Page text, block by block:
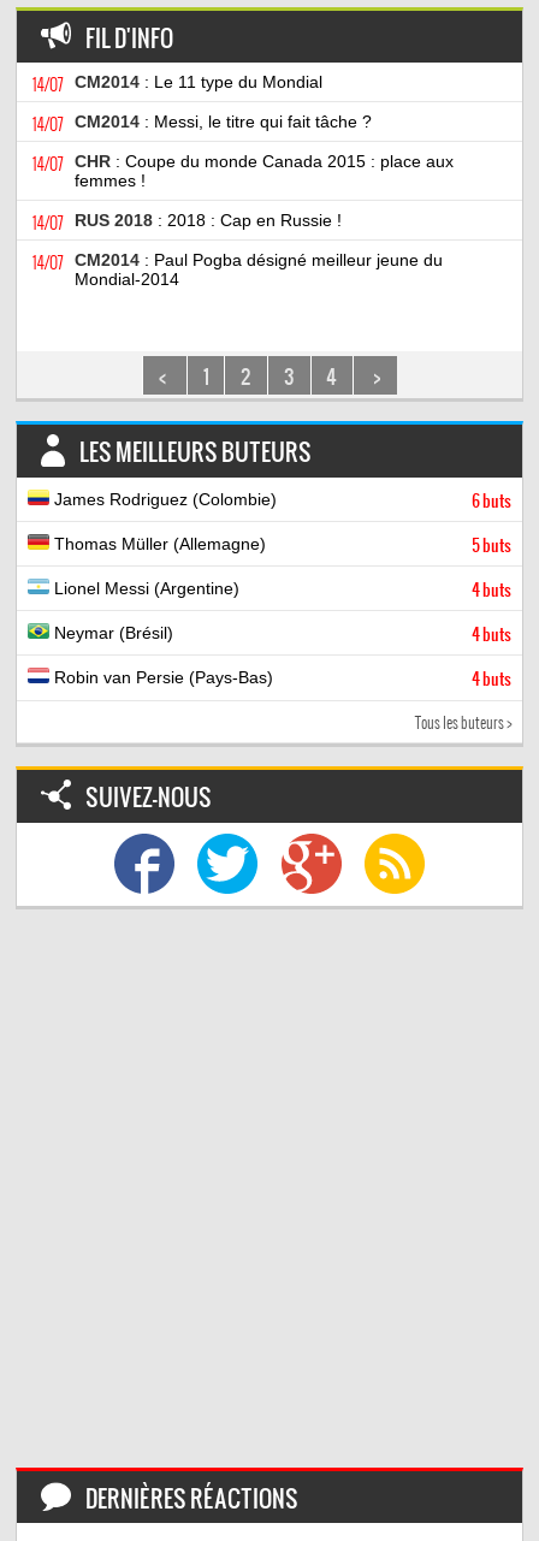
FIL D'INFO
14/07 CM2014 : Le 11 type du Mondial
14/07 CM2014 : Messi, le titre qui fait tâche ?
14/07 CHR : Coupe du monde Canada 2015 : place aux
femmes !
14/07 RUS 2018 : 2018 : Cap en Russie !
14/07 CM2014 : Paul Pogba désigné meilleur jeune du
Mondial-2014
< 1 2 3 4 >
LES MEILLEURS BUTEURS
James Rodriguez (Colombie) 6 buts
Thomas Müller (Allemagne) 5 buts
Lionel Messi (Argentine) 4 buts
Neymar (Brésil) 4 buts
Robin van Persie (Pays-Bas) 4 buts
Tous les buteurs >
SUIVEZ-NOUS
DERNIÈRES RÉACTIONS